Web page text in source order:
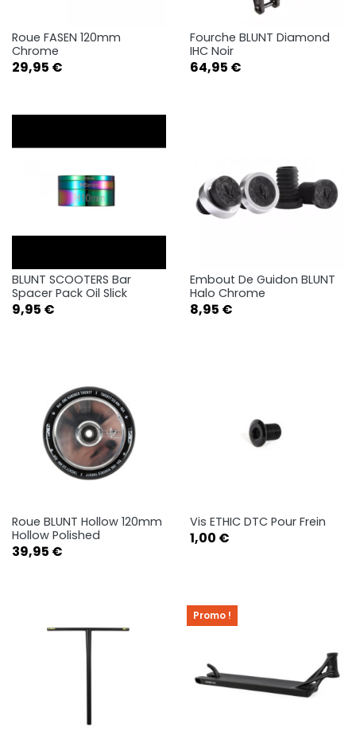
Roue FASEN 120mm
Chrome
Prix
29,95 €
Fourche BLUNT Diamond
IHC Noir
Prix
64,95 €
BLUNT SCOOTERS Bar
Spacer Pack Oil Slick
Prix
9,95 €
Embout De Guidon BLUNT
Halo Chrome
Prix
8,95 €
Roue BLUNT Hollow 120mm
Hollow Polished
Prix
39,95 €
Vis ETHIC DTC Pour Frein
Prix
1,00 €
Promo !